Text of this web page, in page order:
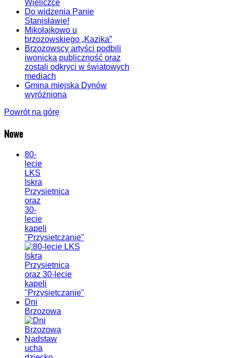
Wieliczce
Do widzenia Panie
Stanisławie!
Mikołajkowo u
brzozowskiego „Kazika”
Brzozowscy artyści podbili
iwonicką publiczność oraz
zostali odkryci w światowych
mediach
Gmina miejska Dynów
wyróżniona
Powrót na górę
Nowe
80-
lecie
LKS
Iskra
Przysietnica
oraz
30-
lecie
kapeli
"Przysietczanie"
Dni
Brzozowa
Nadstaw
ucha